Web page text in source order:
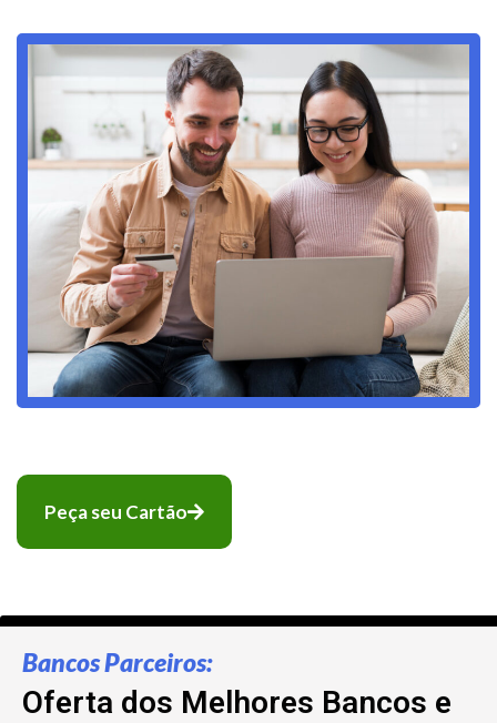
Peça seu Cartão
Bancos Parceiros:
Oferta dos Melhores Bancos e